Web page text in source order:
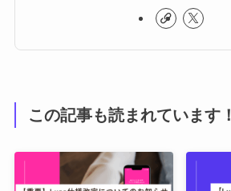
この記事も読まれています！